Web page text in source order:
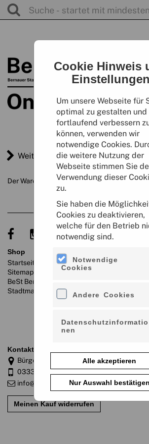
Cookie Hinweis
Einstellungen
Um unsere Webseite für
optimal zu gestalten und
fortlaufend verbessern
können, verwenden wir
notwendige Cookies.
die weitere Nutzung der
Webseite stimmen Sie
Verwendung dieser
zu.
Sie haben die
Cookies zu deaktivieren,
welche für den Betrieb
notwendig sind.
Notwendige
Cookies
Andere Cookies
Datenschutzinformatio
nen
Alle akzeptieren
Nur Auswahl bestätigen
0
Weiter einkaufen
Der Warenkorb ist leer
shop
Startseite
Sitemap
BeSt Bernauer
Stadtmarketing GmbH
Konto
kontakt
Bürgermeisterstraße 4, 16321 Bernau bei
03338/376590
info@best-bernau.de
Meinen Kauf widerrufen